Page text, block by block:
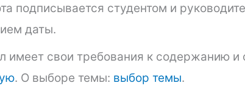
подписывается студентом и
даты.
имеет свои требования к содержанию и
. О выборе темы: выбор темы.